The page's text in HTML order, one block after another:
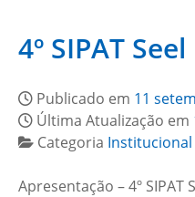
4º SIPAT Seel
Publicado em 11
Última Atualização em
Categoria Institucional
Apresentação – 4º SIPAT